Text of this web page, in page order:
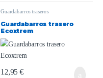
Guardabarros traseros
Guardabarros trasero
Ecoxtrem
12,95€